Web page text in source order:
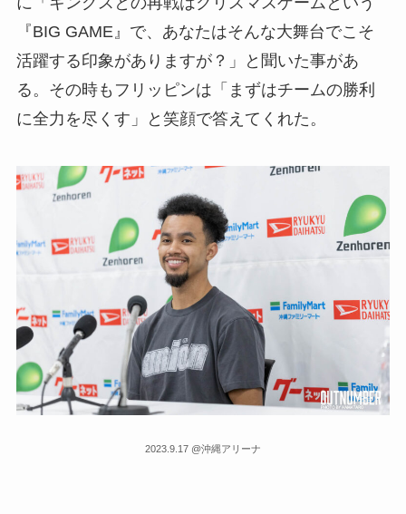
『BIG GAME』で、あなたはそんな大舞台でこそ
活躍する印象がありますが？」と聞いた事があ
る。その時もフリッピンは「まずはチームの勝利
に全力を尽くす」と笑顔で答えてくれた。
2023.9.17 @沖縄アリーナ